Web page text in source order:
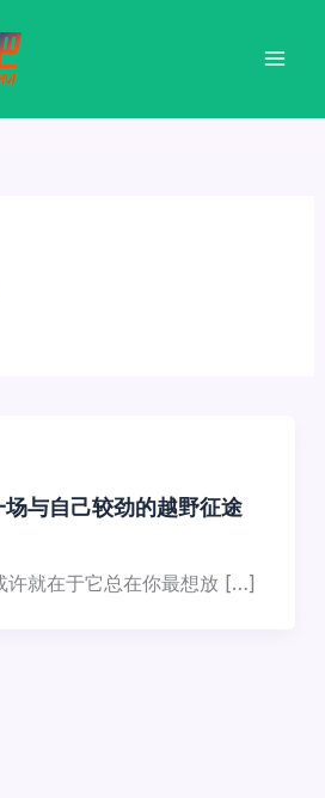
与自己较劲的越野征途
许就在于它总在你最想放 […]